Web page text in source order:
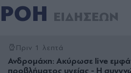
ΡΟΗ ΕΙΔΗΣΕΩΝ
Πριν 1 λεπτά
Ανδρομάχη: Ακύρωσε live
προβλήματος υγείας - Η